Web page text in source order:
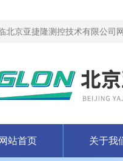
北京亚捷隆测控技术有限公司
网站首页 关于我